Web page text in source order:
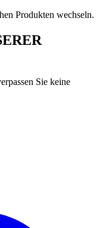
Produkten wechseln.
Sie keine